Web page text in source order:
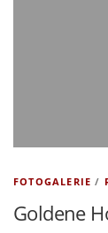
FOTOGALERIE /
Goldene